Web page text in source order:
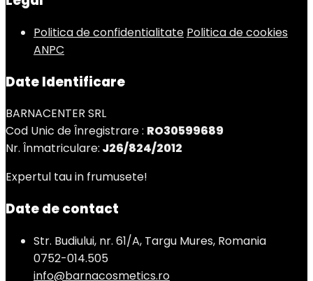
Politica de confidentialitate Politica de cookies
ANPC
Date Identificare
BARNACENTER SRL
Cod Unic de Înregistrare : RO30599689
Nr. Înmatriculare: J26/824/2012
Expertul tau in frumusete!
Date de contact
Str. Budiului, nr. 61/A, Targu Mures, Romania
0752-014.505
info@barnacosmetics.ro